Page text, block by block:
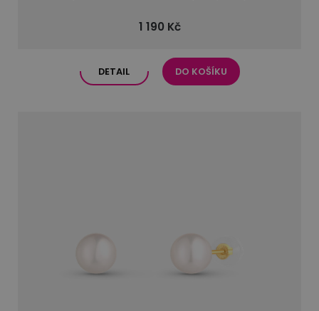
1 190 Kč
DETAIL DO KOŠÍKU